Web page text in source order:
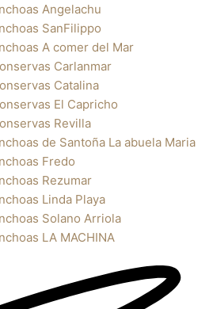
Angelachu
SanFilippo
A comer del Mar
Carlanmar
Catalina
El Capricho
Revilla
de Santoña La abuela Maria
Fredo
Rezumar
Linda Playa
Solano Arriola
LA MACHINA